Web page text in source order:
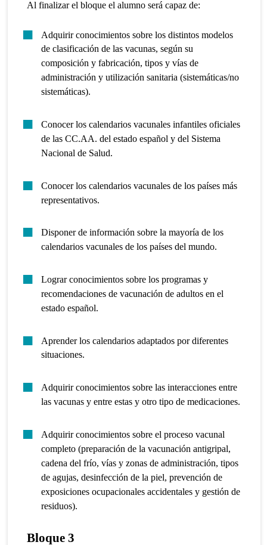
Al finalizar el bloque el alumno será capaz de:
Adquirir conocimientos sobre los distintos modelos
de clasificación de las vacunas, según su
composición y fabricación, tipos y vías de
administración y utilización sanitaria (sistemáticas/no
sistemáticas).
Conocer los calendarios vacunales infantiles oficiales
de las CC.AA. del estado español y del Sistema
Nacional de Salud.
Conocer los calendarios vacunales de los países más
representativos.
Disponer de información sobre la mayoría de los
calendarios vacunales de los países del mundo.
Lograr conocimientos sobre los programas y
recomendaciones de vacunación de adultos en el
estado español.
Aprender los calendarios adaptados por diferentes
situaciones.
Adquirir conocimientos sobre las interacciones entre
las vacunas y entre estas y otro tipo de medicaciones.
Adquirir conocimientos sobre el proceso vacunal
completo (preparación de la vacunación antigripal,
cadena del frío, vías y zonas de administración, tipos
de agujas, desinfección de la piel, prevención de
exposiciones ocupacionales accidentales y gestión de
residuos).
Bloque 3